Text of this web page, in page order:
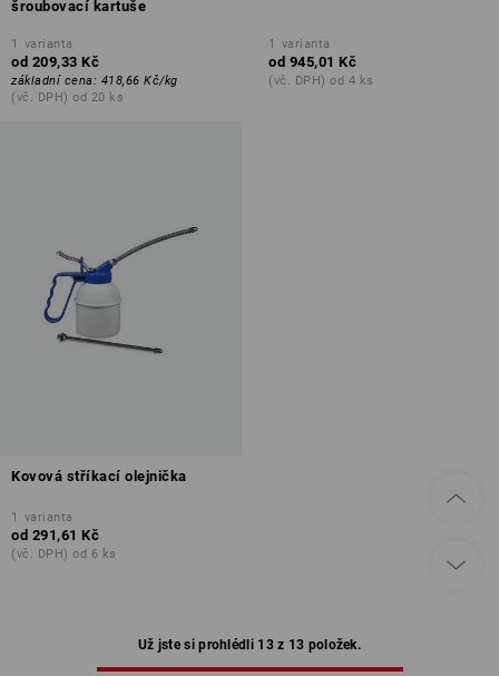
šroubovací kartuše
1 varianta
od 209,33 Kč
základní cena: 418,66 Kč/kg
(vč. DPH) od 20 ks
1 varianta
od 945,01 Kč
(vč. DPH) od 4 ks
Kovová stříkací olejnička
1 varianta
od 291,61 Kč
(vč. DPH) od 6 ks
Už jste si prohlédli 13 z 13 položek.